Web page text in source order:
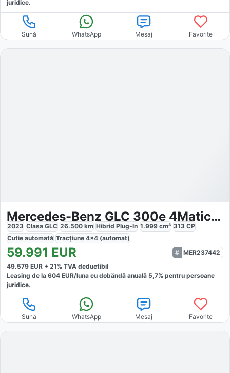
juridice.
Sună WhatsApp Mesaj Favorite
Mercedes-Benz GLC 300e 4Matic PHEV
2023 Clasa GLC 26.500 km Hibrid Plug-In 1.999 cm³ 313 CP
Cutie automată Tracțiune 4x4 (automat)
59.991 EUR
MER237442
49.579 EUR + 21% TVA deductibil
Leasing de la 604 EUR/luna cu dobăndă anuală 5,7% pentru persoane
juridice.
Sună WhatsApp Mesaj Favorite